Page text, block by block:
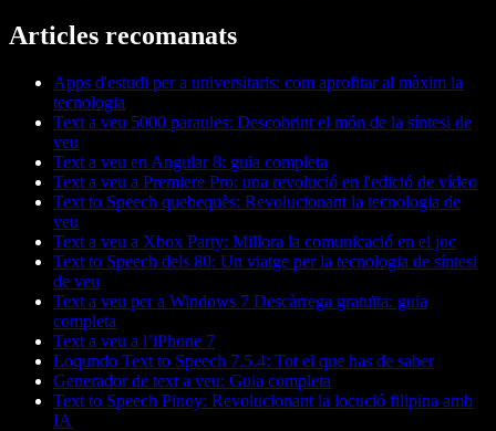
Articles recomanats
Apps d'estudi per a universitaris: com aprofitar al màxim la
tecnologia
Text a veu 5000 paraules: Descobrint el món de la síntesi de
veu
Text a veu en Angular 8: guia completa
Text a veu a Premiere Pro: una revolució en l'edició de vídeo
Text to Speech quebequès: Revolucionant la tecnologia de
veu
Text a veu a Xbox Party: Millora la comunicació en el joc
Text to Speech dels 80: Un viatge per la tecnologia de síntesi
de veu
Text a veu per a Windows 7 Descàrrega gratuïta: guia
completa
Text a veu a l’iPhone 7
Loqundo Text to Speech 7.5.4: Tot el que has de saber
Generador de text a veu: Guia completa
Text to Speech Pinoy: Revolucionant la locució filipina amb
IA